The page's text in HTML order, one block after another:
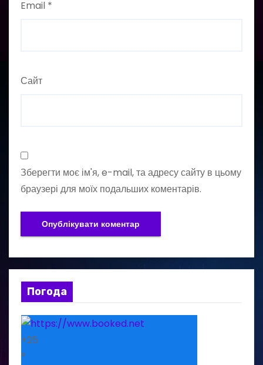
Email *
Сайт
Зберегти моє ім'я, e-mail, та адресу сайту в цьому
браузері для моїх подальших коментарів.
Погода
+25
°